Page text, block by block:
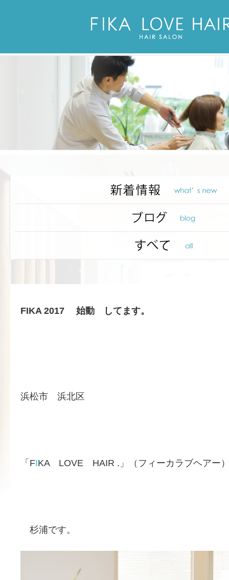
FIKA 2017 始動 してます。
浜松市 浜北区
「FIKA LOVE HAIR .」（フィーカラブヘアー
杉浦です。